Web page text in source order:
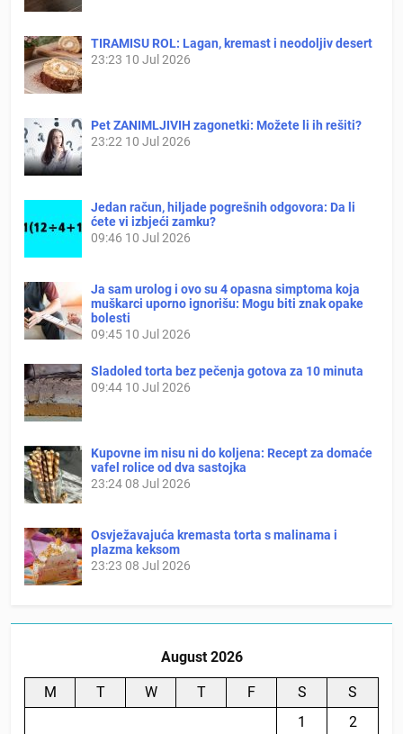
TIRAMISU ROL: Lagan, kremast i neodoljiv desert
23:23 10 Jul 2026
Pet ZANIMLJIVIH zagonetki: Možete li ih rešiti?
23:22 10 Jul 2026
Jedan račun, hiljade pogrešnih odgovora: Da li
ćete vi izbjeći zamku?
09:46 10 Jul 2026
Ja sam urolog i ovo su 4 opasna simptoma koja
muškarci uporno ignorišu: Mogu biti znak opake
bolesti
09:45 10 Jul 2026
Sladoled torta bez pečenja gotova za 10 minuta
09:44 10 Jul 2026
Kupovne im nisu ni do koljena: Recept za domaće
vafel rolice od dva sastojka
23:2408 Jul 2026
Osvježavajuća kremasta torta s malinama i
plazma keksom
23:23 08 Jul 2026
August 2026
M T W T F S
S
1
2